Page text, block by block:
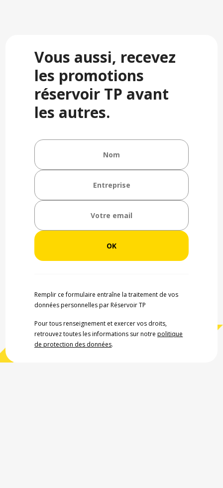
Vous aussi, recevez
les promotions
réservoir TP avant
les autres.
Remplir ce formulaire entraîne la traitement de vos
données personnelles par Réservoir TP
Pour tous renseignement et exercer vos droits,
retrouvez toutes les informations sur notrepolitique
de protection des données.